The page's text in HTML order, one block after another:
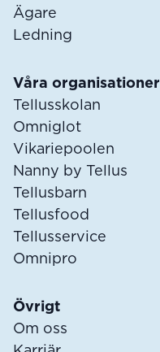
Ägare
Ledning
Våra organisationer
Tellusskolan
Omniglot
Vikariepoolen
Nanny by Tellus
Tellusbarn
Tellusfood
Tellusservice
Omnipro
Övrigt
Om oss